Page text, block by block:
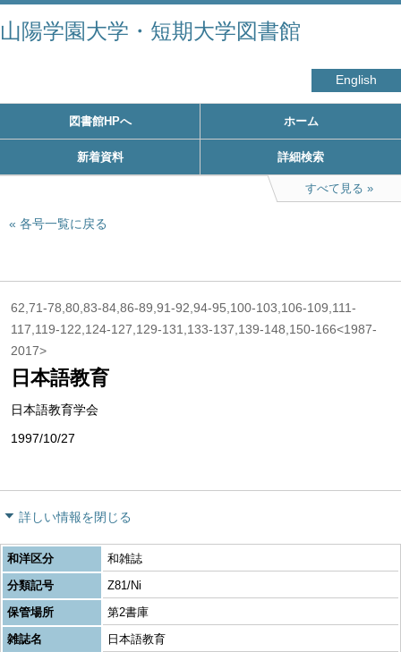
山陽学園大学・短期大学図書館
English
図書館HPへ ホーム
新着資料 詳細検索
すべて見る
各号一覧に戻る
62,71-78,80,83-84,86-89,91-92,94-95,100-103,106-109,111-
117,119-122,124-127,129-131,133-137,139-148,150-166<1987-
2017>
日本語教育
日本語教育学会
1997/10/27
詳しい情報を閉じる
和洋区分
和雑誌
分類記号
Z81/Ni
保管場所
第2書庫
雑誌名
日本語教育